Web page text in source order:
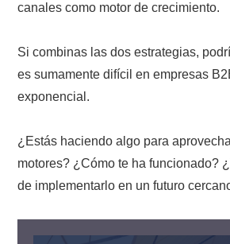
canales como motor de crecimiento.
Si combinas las dos estrategias,
es sumamente difícil en empresas
exponencial.
¿Estás haciendo algo para
motores? ¿Cómo te ha funcionado?
de implementarlo en un futuro